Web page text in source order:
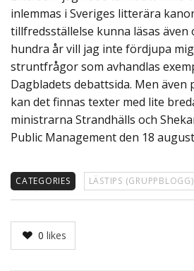
inlemmas i Sveriges litterära
tillfredsställelse kunna läsas
hundra år vill jag inte fördjupa
struntfrågor som avhandlas
Dagbladets debattsida. Men även
kan det finnas texter med lite
ministrarna Strandhälls och
Public Management den 18
CATEGORIES LÄSTIPS (GRUPPBLOGG)
0 likes